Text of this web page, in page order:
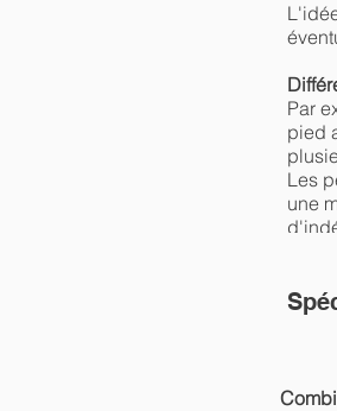
Par
pied
Les
une